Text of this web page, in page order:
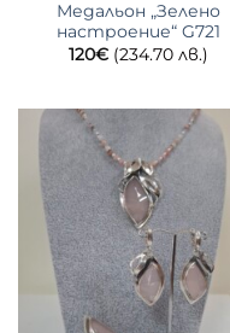
Медальон „Зелено
настроение“ G721
120€ (234.70 лв.)